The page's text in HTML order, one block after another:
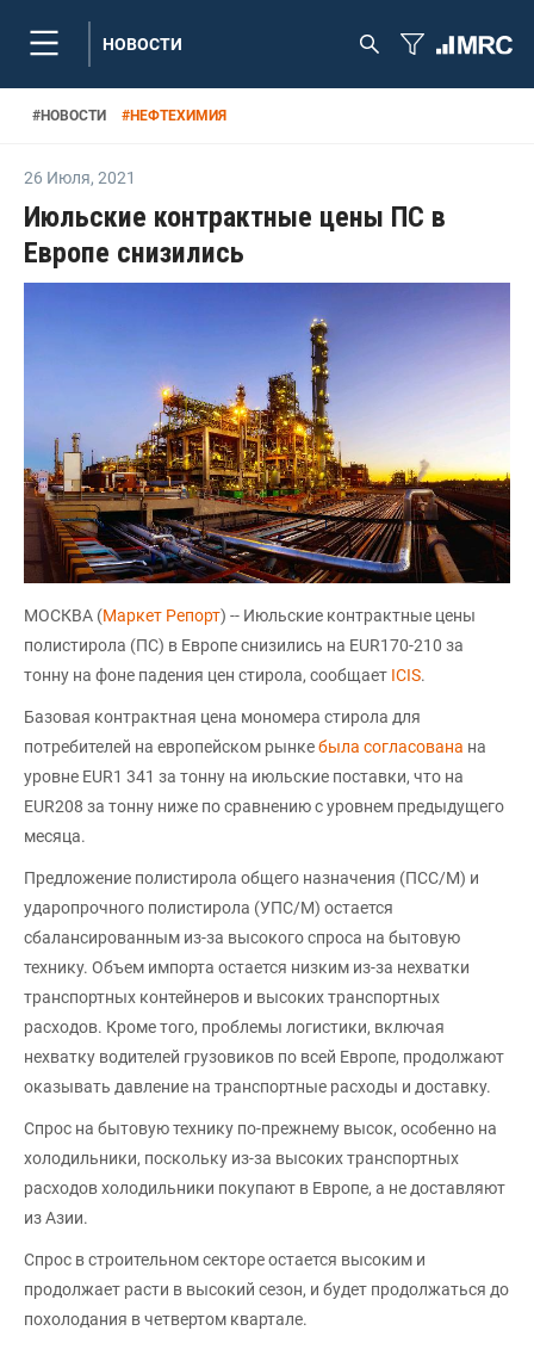
НОВОСТИ
#НОВОСТИ #НЕФТЕХИМИЯ
26 Июля, 2021
Июльские контрактные цены ПС в
Европе снизились
МОСКВА (Маркет Репорт) -- Июльские контрактные цены
полистирола (ПС) в Европе снизились на EUR170-210 за
тонну на фоне падения цен стирола, сообщает ICIS.
Базовая контрактная цена мономера стирола для
потребителей на европейском рынкебыла согласована на
уровне EUR1 341 за тонну на июльские поставки, что на
EUR208 за тонну ниже по сравнению с уровнем предыдущего
месяца.
Предложение полистирола общего назначения (ПСС/М) и
ударопрочного полистирола (УПС/М) остается
сбалансированным из-за высокого спроса на бытовую
технику. Объем импорта остается низким из-за нехватки
транспортных контейнеров и высоких транспортных
расходов. Кроме того, проблемы логистики, включая
нехватку водителей грузовиков по всей Европе, продолжают
оказывать давление на транспортные расходы и доставку.
Спрос на бытовую технику по-прежнему высок, особенно на
холодильники, поскольку из-за высоких транспортных
расходов холодильники покупают в Европе, а не доставляют
из Азии.
Спрос в строительном секторе остается высоким и
продолжает расти в высокий сезон, и будет продолжаться до
похолодания в четвертом квартале.